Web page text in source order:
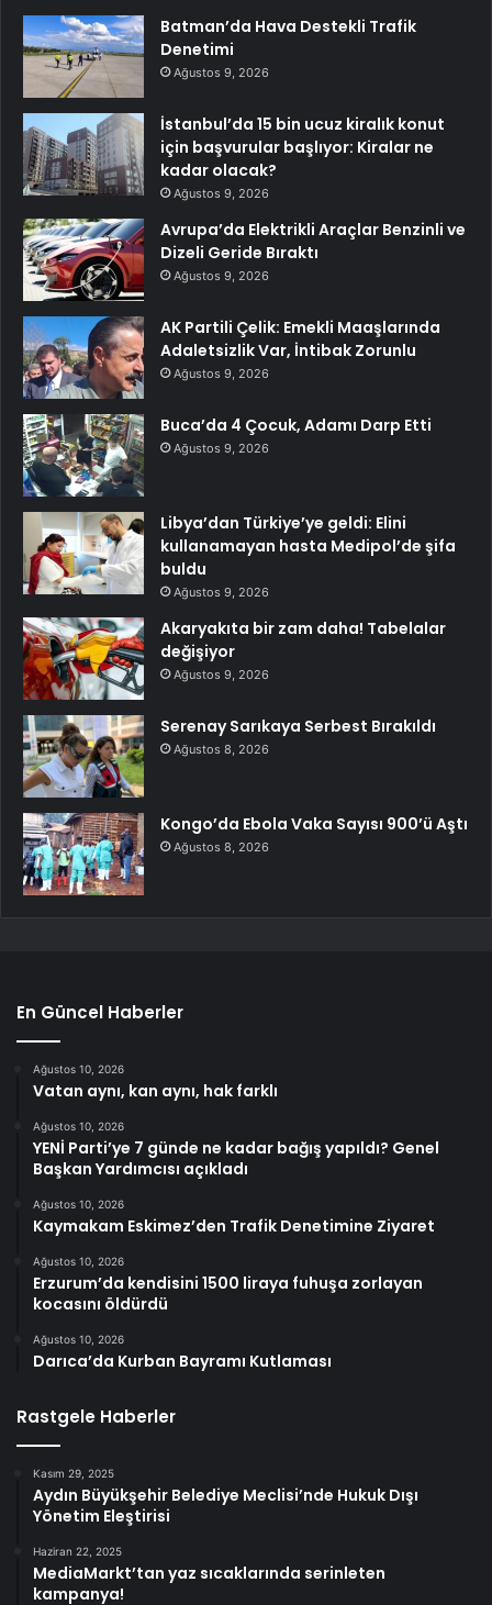
Batman’da Hava Destekli Trafik
Denetimi
Ağustos 9, 2026
İstanbul’da 15 bin ucuz kiralık konut
için başvurular başlıyor: Kiralar ne
kadar olacak?
Ağustos 9, 2026
Avrupa’da Elektrikli Araçlar Benzinli ve
Dizeli Geride Bıraktı
Ağustos 9, 2026
AK Partili Çelik: Emekli Maaşlarında
Adaletsizlik Var, İntibak Zorunlu
Ağustos 9, 2026
Buca’da 4 Çocuk, Adamı Darp Etti
Ağustos 9, 2026
Libya’dan Türkiye’ye geldi: Elini
kullanamayan hasta Medipol’de şifa
buldu
Ağustos 9, 2026
Akaryakıta bir zam daha! Tabelalar
değişiyor
Ağustos 9, 2026
Serenay Sarıkaya Serbest Bırakıldı
Ağustos 8, 2026
Kongo’da Ebola Vaka Sayısı 900’ü Aştı
Ağustos 8, 2026
En Güncel Haberler
Ağustos 10, 2026
Vatan aynı, kan aynı, hak farklı
Ağustos 10, 2026
YENİ Parti’ye 7 günde ne kadar bağış yapıldı? Genel
Başkan Yardımcısı açıkladı
Ağustos 10, 2026
Kaymakam Eskimez’den Trafik Denetimine Ziyaret
Ağustos 10, 2026
Erzurum’da kendisini 1500 liraya fuhuşa zorlayan
kocasını öldürdü
Ağustos 10, 2026
Darıca’da Kurban Bayramı Kutlaması
Rastgele Haberler
Kasım 29, 2025
Aydın Büyükşehir Belediye Meclisi’nde Hukuk Dışı
Yönetim Eleştirisi
Haziran 22, 2025
MediaMarkt’tan yaz sıcaklarında serinleten
kampanya!